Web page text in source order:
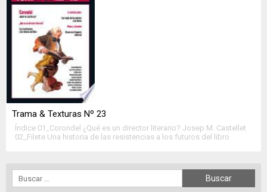
Trama & Texturas Nº 23
Índice 01_Corondel ¿Qué es un director literario? Josep M. Castellet
02_Filete Una historia de las resistencias a los futuros del libro
preocupación bastante fuerte […]